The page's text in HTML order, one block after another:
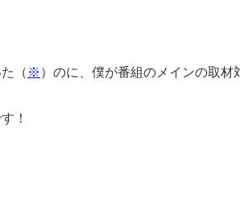
（ ※ ）のに、僕が番組のメインの取材
！